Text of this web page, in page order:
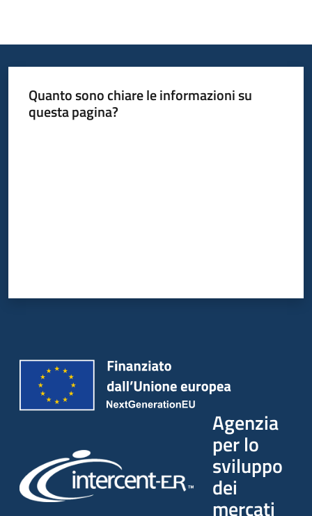
Quanto sono chiare le informazioni su
questa pagina?
Agenzia
per lo
sviluppo
dei
mercati